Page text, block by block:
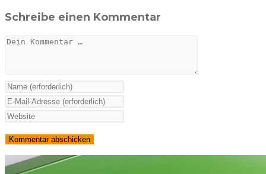
Schreibe einen Kommentar
Kommentar
Gib
deinen
Namen
Benutzernamen
zum
Gib
deine
Mail-
Adresse
Gib
Website-
URL